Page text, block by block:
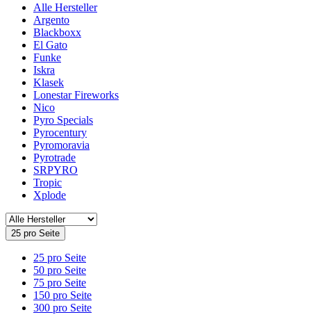
Alle Hersteller
Argento
Blackboxx
El Gato
Funke
Iskra
Klasek
Lonestar Fireworks
Nico
Pyro Specials
Pyrocentury
Pyromoravia
Pyrotrade
SRPYRO
Tropic
Xplode
25 pro Seite
25 pro Seite
50 pro Seite
75 pro Seite
150 pro Seite
300 pro Seite